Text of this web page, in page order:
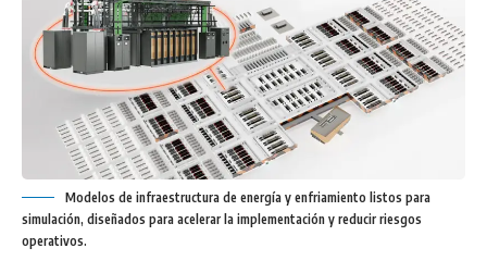
Modelos de infraestructura de energía y enfriamiento listos para
simulación, diseñados para acelerar la implementación y reducir riesgos
operativos.